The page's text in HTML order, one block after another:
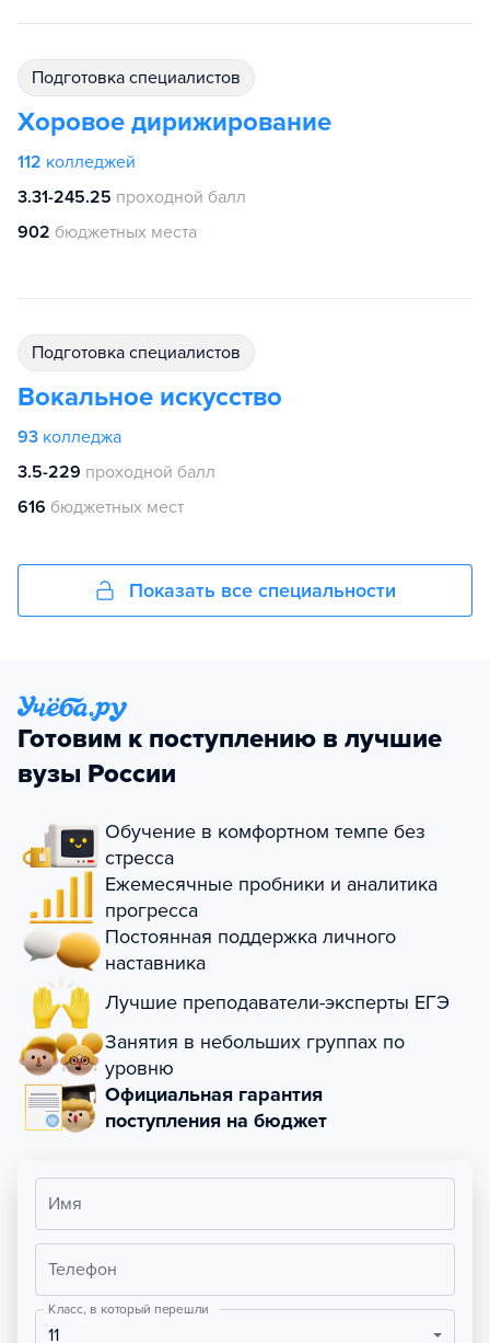
подготовка специалистов
Хоровое дирижирование
112 колледжей
3.31-245.25 проходной балл
902 бюджетных места
подготовка специалистов
Вокальное искусство
93 колледжа
3.5-229 проходной балл
616 бюджетных мест
Показать все специальности
Готовим к поступлению в лучшие
вузы России
Обучение в комфортном темпе без
стресса
Ежемесячные пробники и аналитика
прогресса
Постоянная поддержка личного
наставника
Лучшие преподаватели-эксперты ЕГЭ
Занятия в небольших группах по
уровню
Официальная гарантия
поступления на бюджет
Имя
Телефон
Класс, в который перешли
11